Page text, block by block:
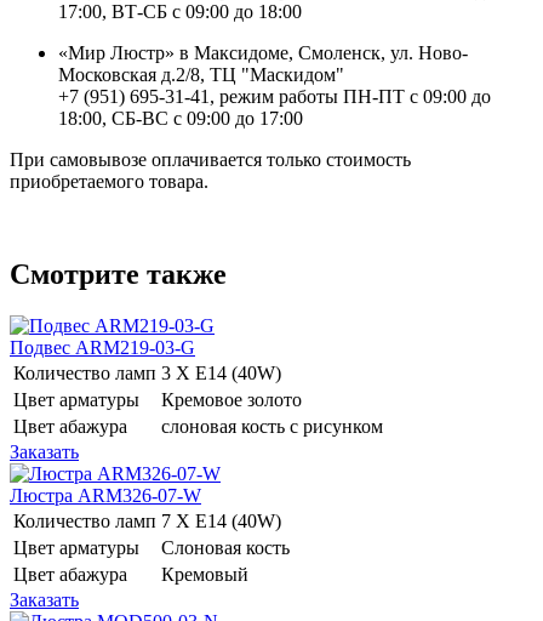
17:00, ВТ-СБ с 09:00 до 18:00
«Мир Люстр» в Максидоме, Смоленск, ул. Ново-
Московская д.2/8, ТЦ "Маскидом"
+7 (951) 695-31-41, режим работы ПН-ПТ с 09:00 до
18:00, СБ-ВС с 09:00 до 17:00
При самовывозе оплачивается только стоимость
приобретаемого товара.
Смотрите также
Подвес ARM219-03-G
Количество ламп 3 Х E14 (40W)
Цвет арматуры
Кремовое золото
Цвет абажура
слоновая кость с рисунком
Заказать
Люстра ARM326-07-W
Количество ламп 7 Х E14 (40W)
Цвет арматуры
Слоновая кость
Цвет абажура
Кремовый
Заказать